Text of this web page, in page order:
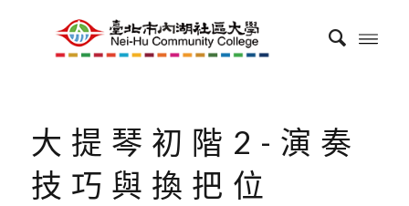
大提琴初階2-演奏
技巧與換把位